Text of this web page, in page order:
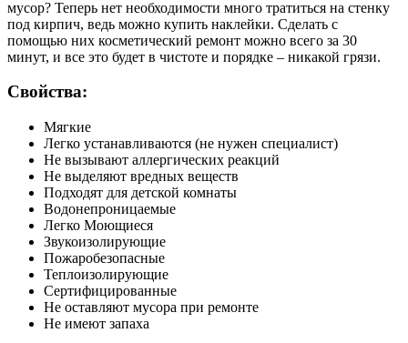
мусор? Теперь нет необходимости много тратиться на стенку
под кирпич, ведь можно купить наклейки. Сделать с
помощью них косметический ремонт можно всего за 30
минут, и все это будет в чистоте и порядке – никакой грязи.
Свойства:
Мягкие
Легко устанавливаются (не нужен специалист)
Не вызывают аллергических реакций
Не выделяют вредных веществ
Подходят для детской комнаты
Водонепроницаемые
Легко Моющиеся
Звукоизолирующие
Пожаробезопасные
Теплоизолирующие
Сертифицированные
Не оставляют мусора при ремонте
Не имеют запаха